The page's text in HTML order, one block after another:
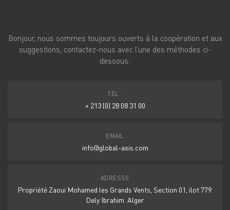
Bonjour, nous sommes toujours ouverts à la coopération et aux
suggestions, contactez-nous avec l’une des méthodes ci-
dessous:
TÉL.:
+ 213 (0) 28 08 31 00
EMAIL
info@global-axis.com
ADRESSE
Propriété Zaoui Mohamed les Grands Vents, Section 01, ilot 779.
Dely Ibrahim. Alger